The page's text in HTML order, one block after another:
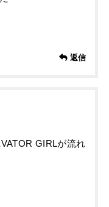
返信
GIRLが流れ